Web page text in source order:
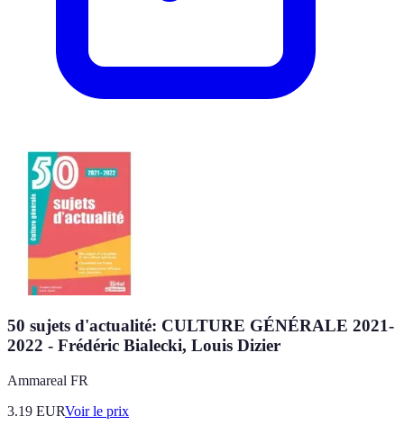
50 sujets d'actualité: CULTURE GÉNÉRALE 2021-
2022 - Frédéric Bialecki, Louis Dizier
Ammareal FR
3.19 EURVoir le prix